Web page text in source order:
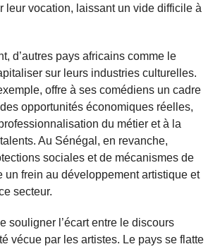
leur vocation, laissant un vide difficile à
d’autres pays africains comme le
sur leurs industries culturelles.
offre à ses comédiens un cadre
opportunités économiques réelles,
du métier et à la
Au Sénégal, en revanche,
sociales et de mécanismes de
un frein au développement artistique et
secteur.
souligner l’écart entre le discours
vécue par les artistes. Le pays se flatte